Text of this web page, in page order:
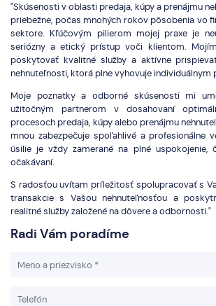
"Skúsenosti v oblasti predaja, kúpy a prenájmu
priebežne, počas mnohých rokov pôsobenia vo
sektore. Kľúčovým pilierom mojej praxe je
seriózny a etický prístup voči klientom.
poskytovať kvalitné služby a aktívne
nehnuteľnosti, ktorá plne vyhovuje individuálnym
Moje poznatky a odborné skúsenosti mi
užitočným partnerom v dosahovaní
procesoch predaja, kúpy alebo prenájmu
mnou zabezpečuje spoľahlivé a profesionálne
úsilie je vždy zamerané na plné uspokojenie,
očakávaní.
S radosťou uvítam príležitosť spolupracovať s
transakcie s Vašou nehnuteľnosťou a
realitné služby založené na dôvere a odbornosti."
Radi Vám poradíme